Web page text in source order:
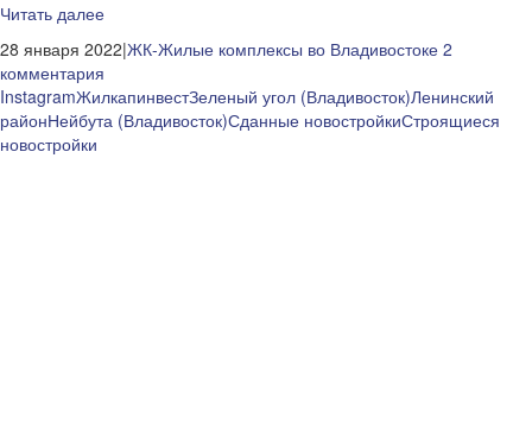
Читать далее
28 января 2022|ЖК-Жилые комплексы во Владивостоке 2
комментария
InstagramЖилкапинвестЗеленый угол (Владивосток)Ленинский
районНейбута (Владивосток)Сданные новостройкиСтроящиеся
новостройки